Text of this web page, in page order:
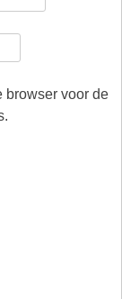
browser voor de